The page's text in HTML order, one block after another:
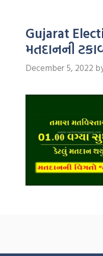
Gujarat
મતદાનની
December 5, 2022